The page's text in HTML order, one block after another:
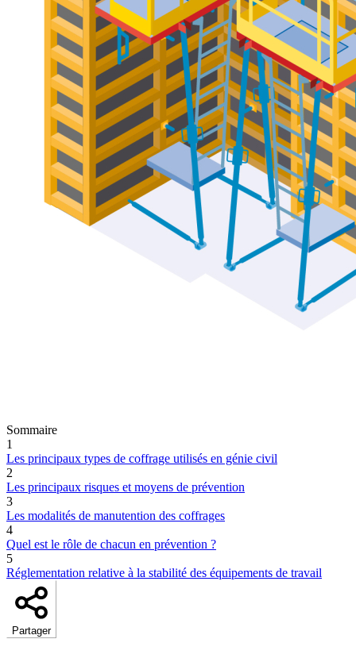
Sommaire
1
Les principaux types de coffrage utilisés en génie civil
2
Les principaux risques et moyens de prévention
3
Les modalités de manutention des coffrages
4
Quel est le rôle de chacun en prévention ?
5
Réglementation relative à la stabilité des équipements de travail
Partager